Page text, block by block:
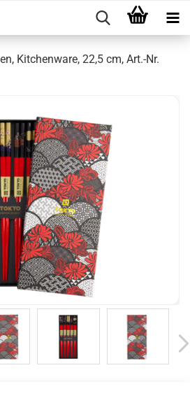
Kitchenware, 22,5 cm, Art.-Nr.